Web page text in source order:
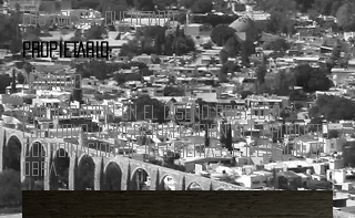
LOS ARCOS, QUERÉTARO
PROPIETARIO:
ANÓNIMO
PARTICIPACIÓN EN EL DISEÑO PROYECTO
EJECUTIVO, CONCEPTUALIZACIÓN DEL PRODUCTO
COORDINACIÓN DE INGENIERÍAS, EJECUCIÓN DE
OBRA.